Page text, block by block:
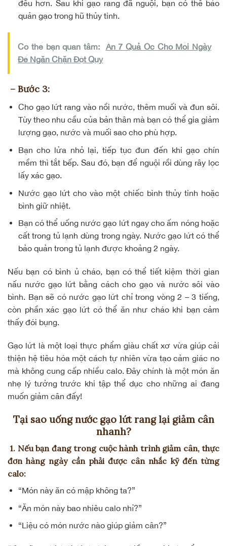
đều hơn. Sau khi gạo rang đã nguội, bạn có thể bảo
quản gạo trong hũ thủy tinh.
Có thể bạn quan tâm:
Ăn 7 Quả Óc Chó Mỗi Ngày
Để Ngăn Chặn Đột Qụy
– Bước 3:
Cho gạo lứt rang vào nồi nước, thêm muối và đun sôi.
Tùy theo nhu cầu của bản thân mà bạn có thể gia giảm
lượng gạo, nước và muối sao cho phù hợp.
Bạn cho lửa nhỏ lại, tiếp tục đun đến khi gạo chín
mềm thì tắt bếp. Sau đó, bạn để nguội rồi dùng rây lọc
lấy xác gạo.
Nước gạo lứt cho vào một chiếc bình thủy tinh hoặc
bình giữ nhiệt.
Bạn có thể uống nước gạo lứt ngay cho ấm nóng hoặc
cất trong tủ lạnh dùng trong ngày. Nước gạo lứt có thể
bảo quản trong tủ lạnh được khoảng 2 ngày.
Nếu bạn có bình ủ cháo, bạn có thể tiết kiệm thời gian
nấu nước gạo lứt bằng cách cho gạo và nước sôi vào
bình. Bạn sẽ có nước gạo lứt chỉ trong vòng 2 – 3 tiếng,
còn phần xác gạo lứt có thể ăn như cháo khi bạn cảm
thấy đói bụng.
Gạo lứt là một loại thực phẩm giàu chất xơ vừa giúp cải
thiện hệ tiêu hóa một cách tự nhiên vừa tạo cảm giác no
mà không cung cấp nhiều calo. Đây chính là một món ăn
nhẹ lý tưởng trước khi tập thể dục cho những ai đang
muốn giảm cân đấy!
Tại sao uống nước gạo lứt rang lại giảm cân
nhanh?
1. Nếu bạn đang trong cuộc hành trình giảm cân, thực
đơn hàng ngày cần phải được cân nhắc kỹ đến từng
calo:
“Món này ăn có mập không ta?”
“Ăn món này bao nhiêu calo nhỉ?”
“Liệu có món nước nào giúp giảm cân?”